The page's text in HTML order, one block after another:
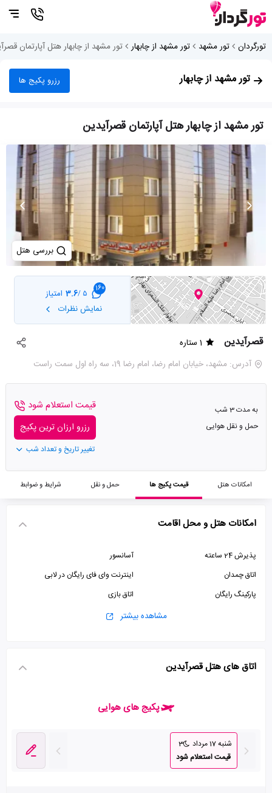
تورگردان تور مشهد تور مشهد از چابهار تور مشهد از چابهار هتل آپارتمان
تور مشهد از چابهار رزرو پکیج ها
تور مشهد از چابهار هتل آپارتمان قصرآیدین
بررسی هتل
160
5 /
3.6 امتیاز
نمایش نظرات
قصرآیدین
1 ستاره
آدرس: مشهد، خيابان امام رضا، امام رضا 19، سه راه اول سمت راست
به مدت 3 شب
حمل و نقل هوایی
قیمت استعلام شود
رزرو ارزان ترین پکیج
تغییر تاریخ و تعداد شب
امکانات هتل قیمت پکیج ها حمل و نقل شرایط و ضوابط
امکانات هتل و محل اقامت
پذیرش 24 ساعته
آسانسور
اتاق چمدان
اینترنت وای فای رایگان در لابی
پارکینگ رایگان
اتاق بازی
مشاهده بیشتر
اتاق های هتل قصرآیدین
پکیج های هوایی
شنبه 17 مرداد
3
قیمت استعلام شود